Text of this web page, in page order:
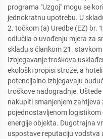
programa "Uzgoj" mogu se
jednokratnu upotrebu. U
2. točkom (a) Uredbe (EZ) br.
odlučila o uvođenju mjera za
skladu s člankom 21.
Izbjegavanje troškova
ekološki propisi strože, a
potencijalno izbjegavaju
troškove nadogradnje.
nakupiti smanjenjem
pojednostavljenom
energije objekta. Dugotrajna
uspostave reputaciju vodstva